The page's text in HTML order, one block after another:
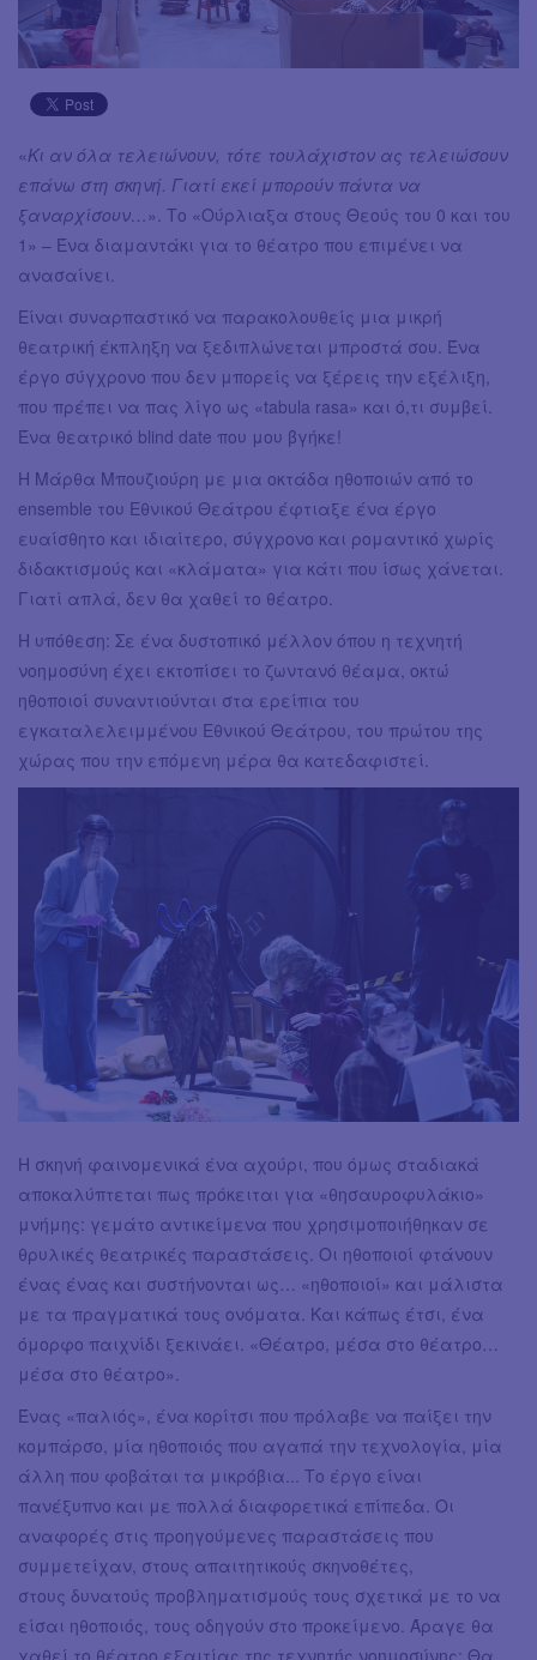
«Κι αν όλα τελειώνουν, τότε τουλάχιστον ας τελειώσουν
επάνω στη σκηνή. Γιατί εκεί μπορούν πάντα να
ξαναρχίσουν… ». Το «Ούρλιαξα στους Θεούς του 0 και του
1» – Ένα διαμαντάκι για το θέατρο που επιμένει να
ανασαίνει.
Είναι συναρπαστικό να παρακολουθείς μια μικρή
θεατρική έκπληξη να ξεδιπλώνεται μπροστά σου. Ένα
έργο σύγχρονο που δεν μπορείς να ξέρεις την εξέλιξη,
που πρέπει να πας λίγο ως «tabula rasa» και ό,τι συμβεί.
Ένα θεατρικό blind date που μου βγήκε!
Η Μάρθα Μπουζιούρη με μια οκτάδα ηθοποιών από το
ensemble του Εθνικού Θεάτρου έφτιαξε ένα έργο
ευαίσθητο και ιδιαίτερο, σύγχρονο και ρομαντικό χωρίς
διδακτισμούς και «κλάματα» για κάτι που ίσως χάνεται.
Γιατί απλά, δεν θα χαθεί το θέατρο.
Η υπόθεση: Σε ένα δυστοπικό μέλλον όπου η τεχνητή
νοημοσύνη έχει εκτοπίσει το ζωντανό θέαμα, οκτώ
ηθοποιοί συναντιούνται στα ερείπια του
εγκαταλελειμμένου Εθνικού Θεάτρου, του πρώτου της
χώρας που την επόμενη μέρα θα κατεδαφιστεί.
Η σκηνή φαινομενικά ένα αχούρι, που όμως σταδιακά
αποκαλύπτεται πως πρόκειται για «θησαυροφυλάκιο»
μνήμης: γεμάτο αντικείμενα που χρησιμοποιήθηκαν σε
θρυλικές θεατρικές παραστάσεις. Οι ηθοποιοί φτάνουν
ένας ένας και συστήνονται ως… «ηθοποιοί» και μάλιστα
με τα πραγματικά τους ονόματα. Και κάπως έτσι, ένα
όμορφο παιχνίδι ξεκινάει. «Θέατρο, μέσα στο θέατρο…
μέσα στο θέατρο».
Ένας «παλιός», ένα κορίτσι που πρόλαβε να παίξει την
κομπάρσο, μία ηθοποιός που αγαπά την τεχνολογία, μία
άλλη που φοβάται τα μικρόβια... Tο έργο είναι
πανέξυπνο και με πολλά διαφορετικά επίπεδα. Οι
αναφορές στις προηγούμενες παραστάσεις που
συμμετείχαν, στους απαιτητικούς σκηνοθέτες,
στους δυνατούς προβληματισμούς τους σχετικά με το να
είσαι ηθοποιός, τους οδηγούν στο προκείμενο. Άραγε θα
χαθεί το θέατρο εξαιτίας της τεχνητής νοημοσύνης; Θα